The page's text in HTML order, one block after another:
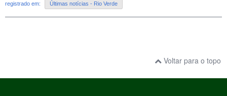
registrado em: Últimas notícias - Rio Verde
Voltar para o topo